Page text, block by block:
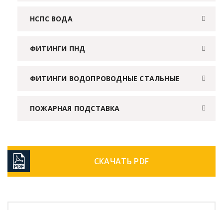
НСПС ВОДА
ФИТИНГИ ПНД
ФИТИНГИ ВОДОПРОВОДНЫЕ СТАЛЬНЫЕ
ПОЖАРНАЯ ПОДСТАВКА
СКАЧАТЬ PDF